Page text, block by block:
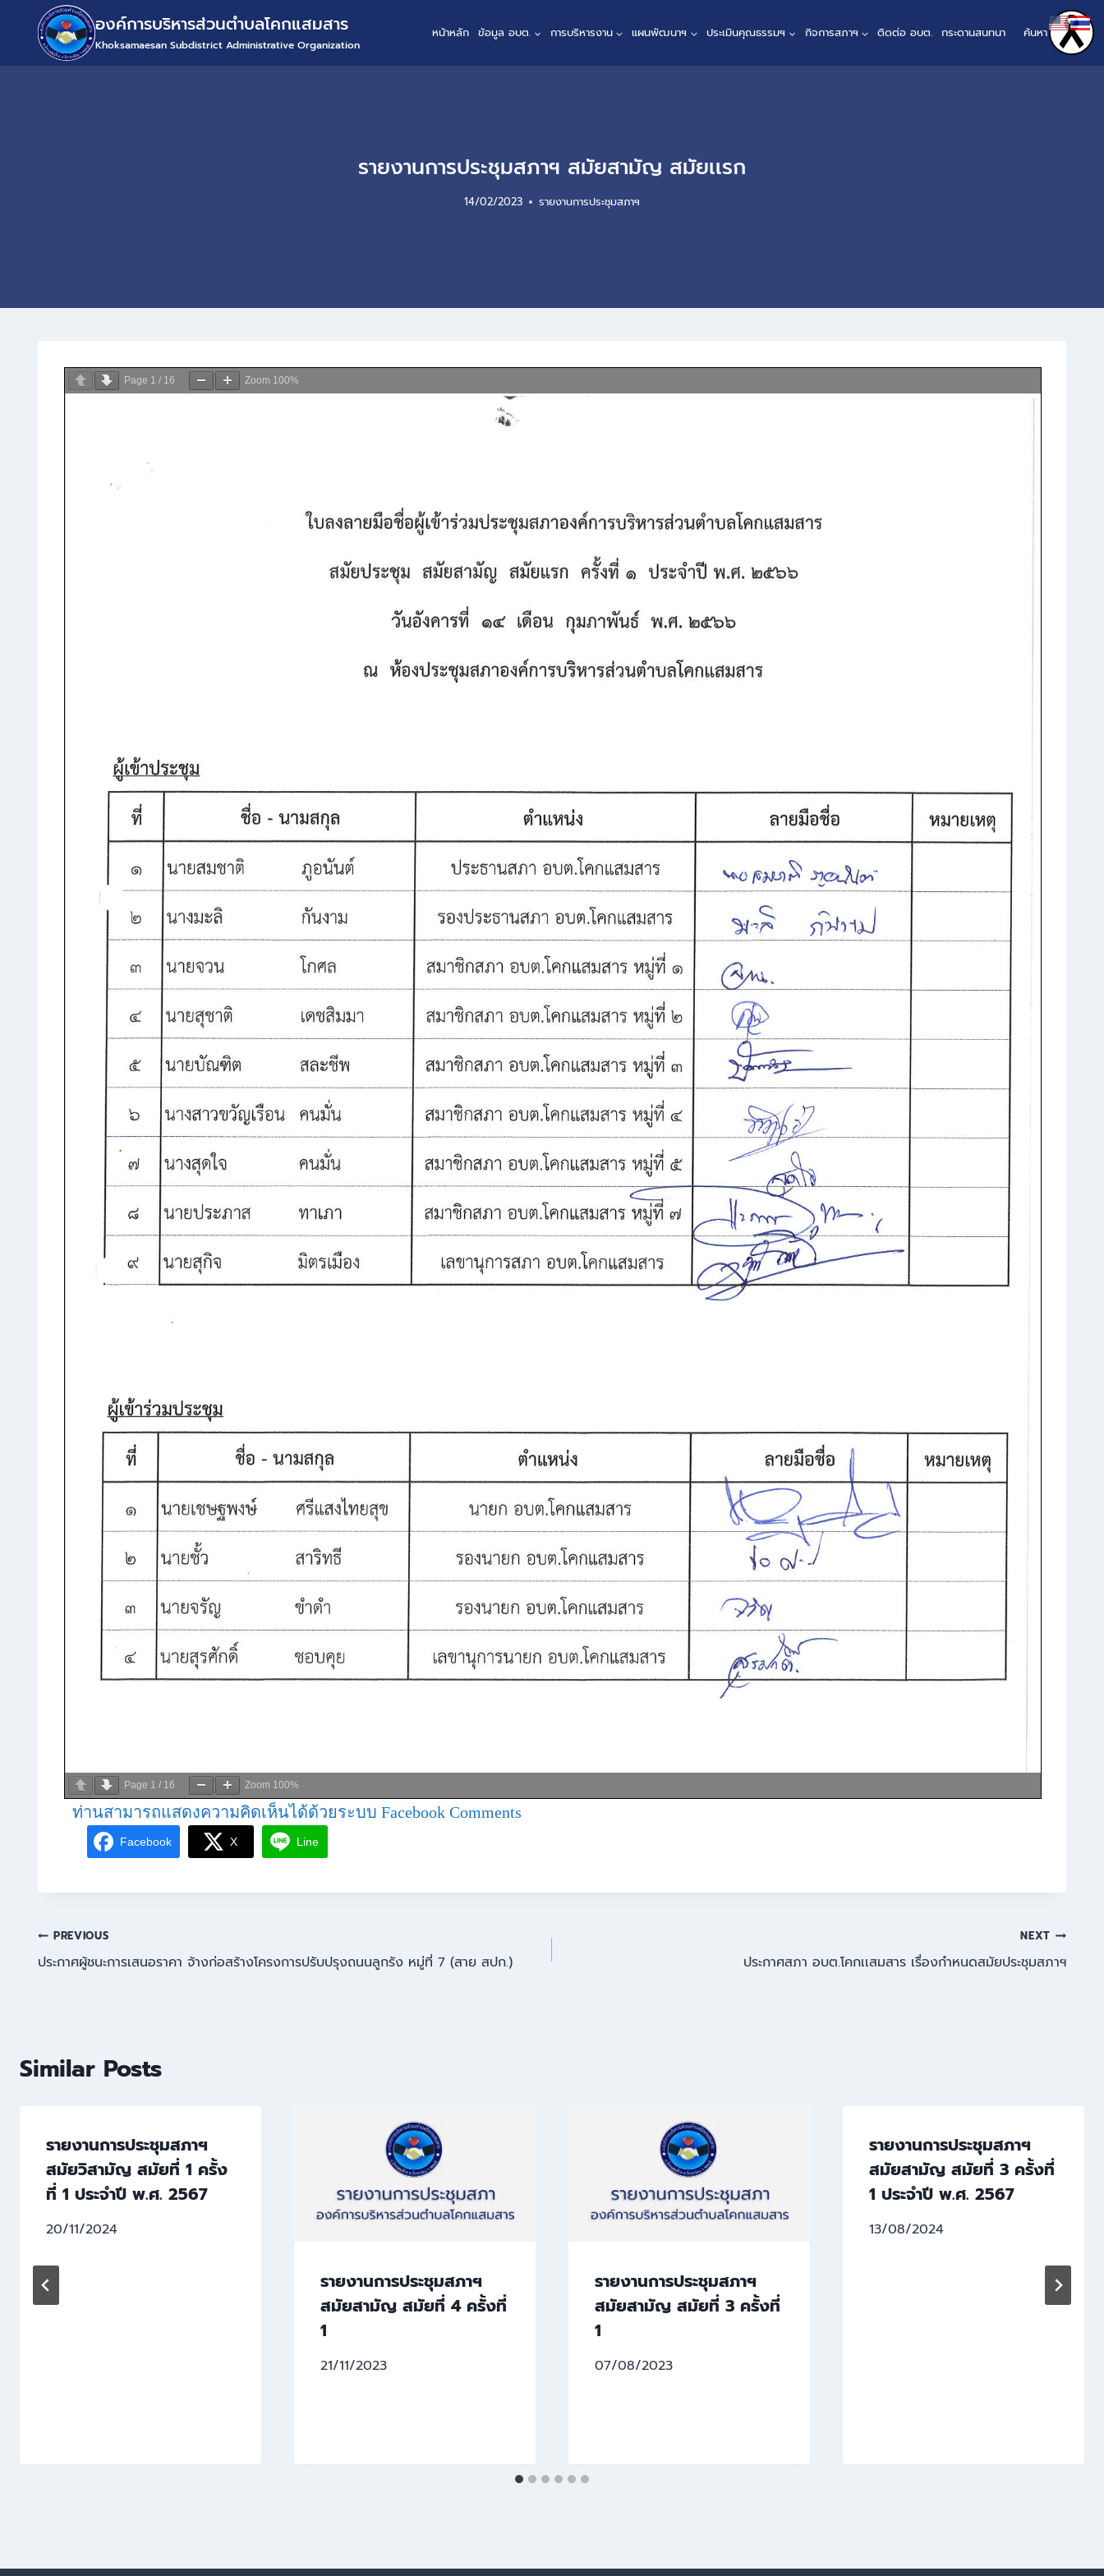
องค์การบริหารส่วนตำบลโคกแสมสาร
Khoksamaesan Subdistrict Administrative Organization
หน้าหลัก ข้อมูล อบต. การบริหารงาน แผนพัฒนาฯ ประเมินคุณธรรมฯ กิจการสภาฯ ติดต่อ อบต. กระดานสนทนา ค้นหา
รายงานการประชุมสภาฯ สมัยสามัญ สมัยเเรก
14/02/2023 รายงานการประชุมสภาฯ
Page 1 / 16 Zoom 100%
Page 1 / 16 Zoom 100%
ท่านสามารถแสดงความคิดเห็นได้ด้วยระบบ Facebook Comments
Facebook X Line
PREVIOUS
ประกาศผู้ชนะการเสนอราคา จ้างก่อสร้างโครงการปรับปรุงถนนลูกรัง หมู่ที่ 7 (สาย สปก.)
NEXT
ประกาศสภา อบต.โคกเเสมสาร เรื่องกำหนดสมัยประชุมสภาฯ
Similar Posts
รายงานการประชุมสภาฯ
สมัยวิสามัญ สมัยที่ 1 ครั้ง
ที่ 1 ประจำปี พ.ศ. 2567
20/11/2024
รายงานการประชุมสภาฯ
สมัยสามัญ สมัยที่ 4 ครั้งที่
1
21/11/2023
รายงานการประชุมสภาฯ
สมัยสามัญ สมัยที่ 3 ครั้งที่
1
07/08/2023
รายงานการประชุมสภาฯ
สมัยสามัญ สมัยที่ 3 ครั้งที่
1 ประจำปี พ.ศ. 2567
13/08/2024